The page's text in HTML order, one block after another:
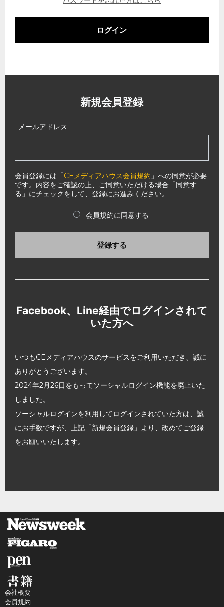
ログイン
新規会員登録
メールアドレス
会員登録には「CEメディアハウス会員規約 」への同意が必要
です。内容をご確認の上、ご同意いただける場合「同意す
る」にチェックをして、登録にお進みください。
会員規約に同意する
登録する
Facebook、Line経由でログインされて
いた方へ
いつもCEメディアハウスのサービスをご利用いただき、誠に
ありがとうございます。
2024年2月26日をもってソーシャルログイン機能を廃止いた
しました。
ソーシャルログインを利用してログインされていた方は、誠
にお手数ですが、上記「新規会員登録」より、改めてご登録
をお願いいたします。
会社概要
会員規約